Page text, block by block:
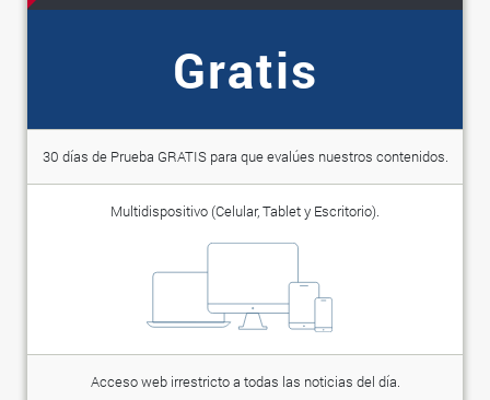
Gratis
30 días de Prueba GRATIS para que evalúes nuestros contenidos.
Multidispositivo (Celular, Tablet y Escritorio).
Acceso web irrestricto a todas las noticias del día.